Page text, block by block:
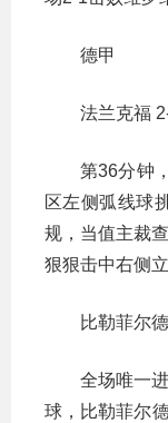
德甲
法兰克福
第36分钟
区左侧弧线球
规，当值主裁
狠狠击中右侧
比勒菲尔
全场唯一
球，比勒菲尔